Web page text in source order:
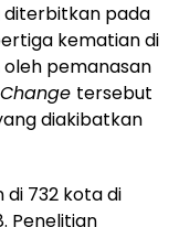
diterbitkan pada
kematian di
pemanasan
tersebut
diakibatkan
732 kota di
Penelitian